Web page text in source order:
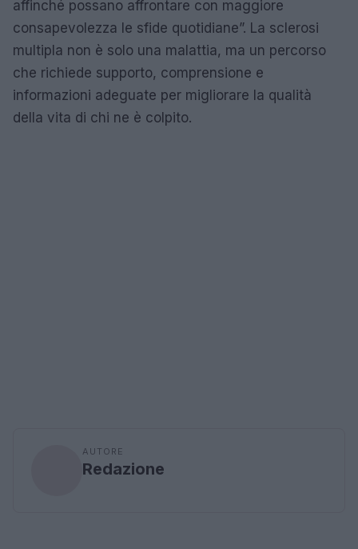
affinché possano affrontare con maggiore
consapevolezza le sfide quotidiane”. La sclerosi
multipla non è solo una malattia, ma un percorso
che richiede supporto, comprensione e
informazioni adeguate per migliorare la qualità
della vita di chi ne è colpito.
AUTORE
Redazione